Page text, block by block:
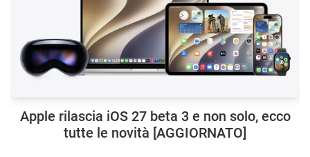
Apple rilascia iOS 27 beta 3 e non solo, ecco
tutte le novità [AGGIORNATO]